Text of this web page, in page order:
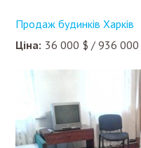
Продаж будинків Харків
Ціна: 36 000 $ / 936 000